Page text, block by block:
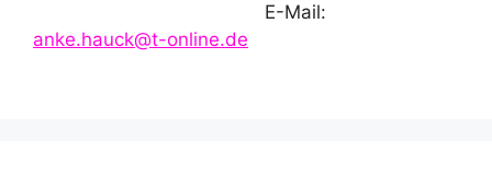
E-Mail:
anke.hauck@t-online.de